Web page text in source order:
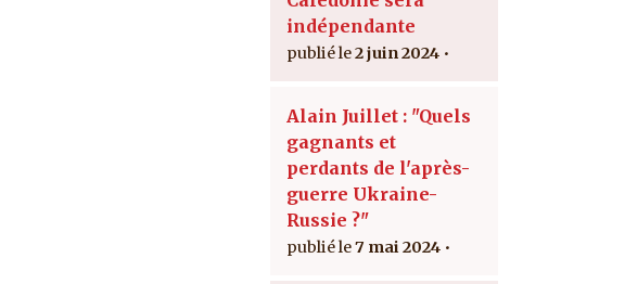
indépendante
2 juin 2024
Alain Juillet : "Quels
gagnants et
perdants de l'après-
guerre Ukraine-
Russie ?"
7 mai 2024